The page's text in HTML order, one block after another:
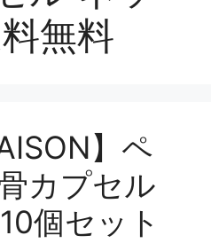
無料
】ペ
カプセル
個セット